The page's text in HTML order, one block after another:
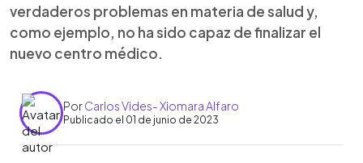
verdaderos problemas en materia de salud y,
como ejemplo, no ha sido capaz de finalizar el
nuevo centro médico.
PorCarlos Vides- Xiomara Alfaro
Publicado el 01 de junio de 2023